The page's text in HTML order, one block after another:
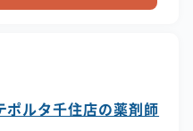
ポルタ千住店の薬剤師